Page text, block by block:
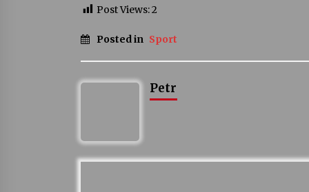
Post Views:2
Posted in Sport
Petr